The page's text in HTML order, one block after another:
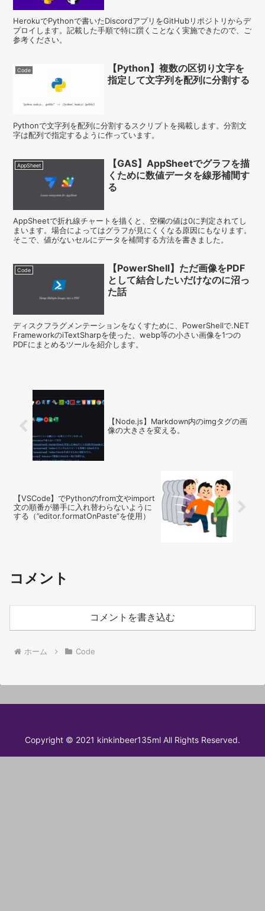
HerokuでPythonで書いたDiscordアプリをGitHubリポジトリからデ
プロイします。記載した手順で特に躓くことなく実施できたので、ご
参考ください。
Code
【Python】複数の区切り文字を
指定して文字列を配列に分割する
Pythonで文字列を配列に分割するスクリプトを掲載します。分割文
字は配列で指定するように作っています。
AppSheet
【GAS】AppSheetでグラフを描
くために数値データを線形補間す
る
AppSheetで折れ線チャートを描くと、空欄の値は0に判定されてし
まいます。場合によってはグラフが見にくくなる原因にもなります。
そこで、値がないセルにデータを補間する方法を書きました。
Code
【PowerShell】ただ画像をPDF
として結合したいだけなのに沼っ
た話
ディスクフラグメンテーションをなくすために、PowerShellで.NET
FrameworkのiTextSharpを使った、webp等の小さい画像を1つの
PDFにまとめるツールを紹介します。
【Node.js】Markdown内のimgタグの画
像の大きさを変える。
【VSCode】でPythonのfrom文やimport
文の順番が勝手に入れ替わらないように
する（”editor.formatOnPaste”を使用）
コメント
コメントを書き込む
ホーム Code
Copyright © 2021 kinkinbeer135ml All Rights Reserved.